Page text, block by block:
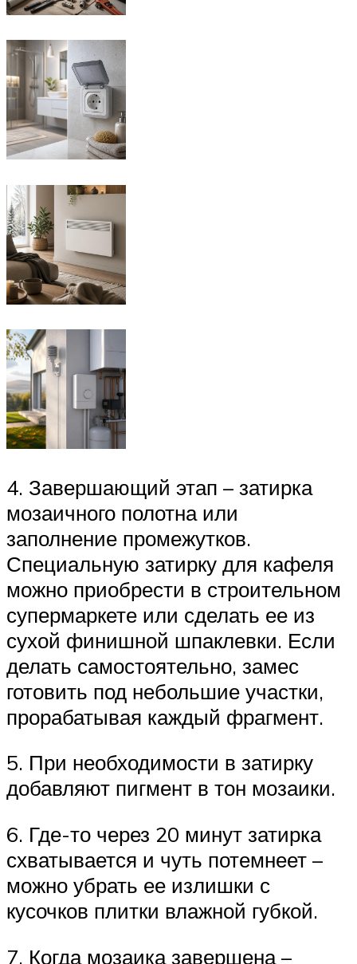
4. Завершающий этап – затирка
мозаичного полотна или
заполнение промежутков.
Специальную затирку для кафеля
можно приобрести в строительном
супермаркете или сделать ее из
сухой финишной шпаклевки. Если
делать самостоятельно, замес
готовить под небольшие участки,
прорабатывая каждый фрагмент.
5. При необходимости в затирку
добавляют пигмент в тон мозаики.
6. Где-то через 20 минут затирка
схватывается и чуть потемнеет –
можно убрать ее излишки с
кусочков плитки влажной губкой.
7. Когда мозаика завершена –